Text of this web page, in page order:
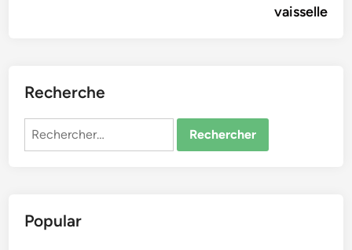
vaisselle
Recherche
Rechercher :
Popular